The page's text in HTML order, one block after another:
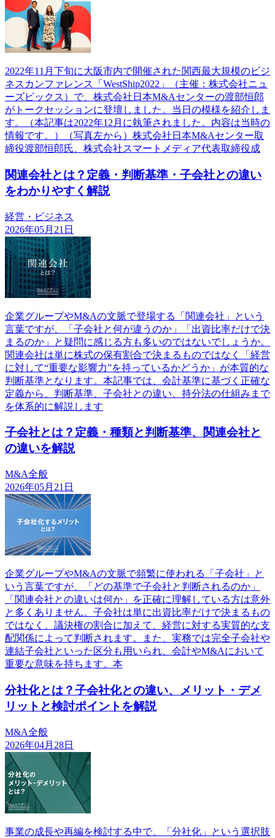
2022年11月下旬に大阪市内で開催された関西最大規模のビジ
ネスカンファレンス「WestShip2022」（主催：株式会社ニュ
ーズピックス）で、株式会社日本M&Aセンターの渡部恒郎
がトークセッションに登壇しました。当日の模様を紹介しま
す。（本記事は2022年12月に執筆されました。内容は当時の
情報です。）（写真左から）株式会社日本M&Aセンター取
締役渡部恒郎氏、株式会社スマートメディア代表取締役成
関連会社とは？定義・判断基準・子会社との違い
をわかりやすく解説
経営・ビジネス
2026年05月21日
企業グループやM&Aの文脈で登場する「関連会社」という
言葉ですが、「子会社と何が違うのか」「出資比率だけで決
まるのか」と疑問に感じる方も多いのではないでしょうか。
関連会社は単に株式の保有割合で決まるものではなく「経営
に対して“重要な影響力”を持っているかどうか」が本質的な
判断基準となります。本記事では、会計基準に基づく正確な
定義から、判断基準、子会社との違い、持分法の仕組みまで
を体系的に解説します
子会社とは？定義・種類と判断基準、関連会社と
の違いを解説
M&A全般
2026年05月21日
企業グループやM&Aの文脈で頻繁に使われる「子会社」と
いう言葉ですが、「どの基準で子会社と判断されるのか」
「関連会社との違いは何か」を正確に理解している方は意外
と多くありません。子会社は単に出資比率だけで決まるもの
ではなく、議決権の割合に加えて、経営に対する実質的な支
配関係によって判断されます。また、実務では完全子会社や
連結子会社といった区分も用いられ、会計やM&Aにおいて
重要な意味を持ちます。本
分社化とは？子会社化との違い、メリット・デメ
リットと検討ポイントを解説
M&A全般
2026年04月28日
事業の成長や再編を検討する中で、「分社化」という選択肢